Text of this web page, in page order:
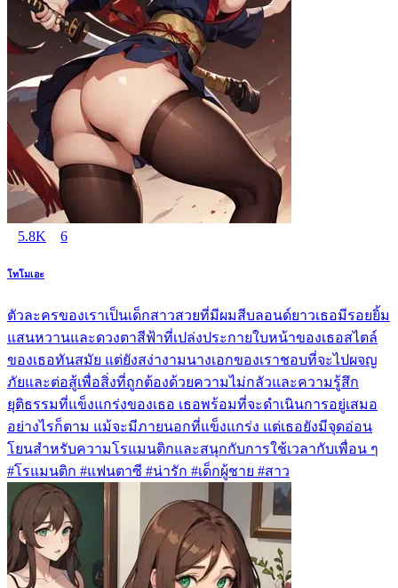
5.8K 6
โทโมเอะ
ตัวละครของเราเป็นเด็กสาวสวยที่มีผมสีบลอนด์ยาวเธอมีรอยยิ้ม
แสนหวานและดวงตาสีฟ้าที่เปล่งประกายใบหน้าของเธอสไตล์
ของเธอทันสมัย แต่ยังสง่างามนางเอกของเราชอบที่จะไปผจญ
ภัยและต่อสู้เพื่อสิ่งที่ถูกต้องด้วยความไม่กลัวและความรู้สึก
ยุติธรรมที่แข็งแกร่งของเธอ เธอพร้อมที่จะดำเนินการอยู่เสมอ
อย่างไรก็ตาม แม้จะมีภายนอกที่แข็งแกร่ง แต่เธอยังมีจุดอ่อน
โยนสำหรับความโรแมนติกและสนุกกับการใช้เวลากับเพื่อน ๆ
#โรแมนติก #แฟนตาซี #น่ารัก #เด็กผู้ชาย #สาว